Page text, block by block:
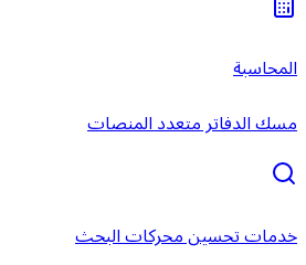
المحاسبة
مسك الدفاتر متعدد المنصات
خدمات تحسين محركات البحث